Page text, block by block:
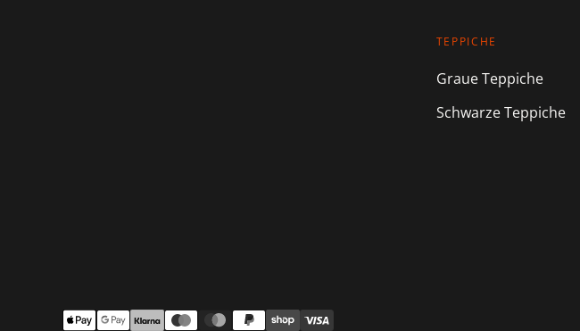
TEPPICHE
Graue Teppiche
Schwarze Teppiche